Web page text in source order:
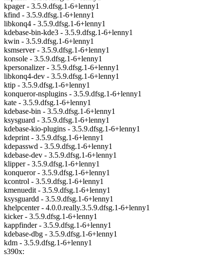
kpager - 3.5.9.dfsg.1-6+lenny1
kfind - 3.5.9.dfsg.1-6+lenny1
libkonq4 - 3.5.9.dfsg.1-6+lenny1
kdebase-bin-kde3 - 3.5.9.dfsg.1-6+lenny1
kwin - 3.5.9.dfsg.1-6+lenny1
ksmserver - 3.5.9.dfsg.1-6+lenny1
konsole - 3.5.9.dfsg.1-6+lenny1
kpersonalizer - 3.5.9.dfsg.1-6+lenny1
libkonq4-dev - 3.5.9.dfsg.1-6+lenny1
ktip - 3.5.9.dfsg.1-6+lenny1
konqueror-nsplugins - 3.5.9.dfsg.1-6+lenny1
kate - 3.5.9.dfsg.1-6+lenny1
kdebase-bin - 3.5.9.dfsg.1-6+lenny1
ksysguard - 3.5.9.dfsg.1-6+lenny1
kdebase-kio-plugins - 3.5.9.dfsg.1-6+lenny1
kdeprint - 3.5.9.dfsg.1-6+lenny1
kdepasswd - 3.5.9.dfsg.1-6+lenny1
kdebase-dev - 3.5.9.dfsg.1-6+lenny1
klipper - 3.5.9.dfsg.1-6+lenny1
konqueror - 3.5.9.dfsg.1-6+lenny1
kcontrol - 3.5.9.dfsg.1-6+lenny1
kmenuedit - 3.5.9.dfsg.1-6+lenny1
ksysguardd - 3.5.9.dfsg.1-6+lenny1
khelpcenter - 4.0.0.really.3.5.9.dfsg.1-6+lenny1
kicker - 3.5.9.dfsg.1-6+lenny1
kappfinder - 3.5.9.dfsg.1-6+lenny1
kdebase-dbg - 3.5.9.dfsg.1-6+lenny1
kdm - 3.5.9.dfsg.1-6+lenny1
s390x: